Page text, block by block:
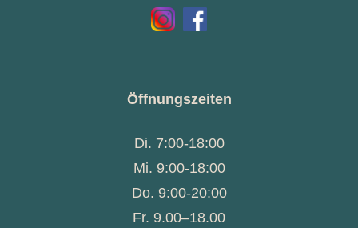
Öffnungszeiten
Di. 7:00-18:00
Mi. 9:00-18:00
Do. 9:00-20:00
Fr. 9.00–18.00